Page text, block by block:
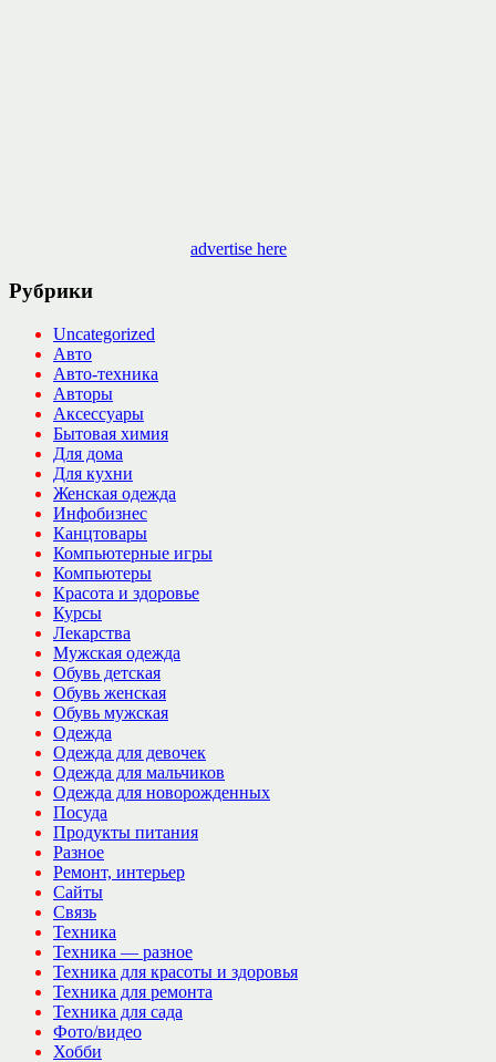
advertise here
Рубрики
Uncategorized
Авто
Авто-техника
Авторы
Аксессуары
Бытовая химия
Для дома
Для кухни
Женская одежда
Инфобизнес
Канцтовары
Компьютерные игры
Компьютеры
Красота и здоровье
Курсы
Лекарства
Мужская одежда
Обувь детская
Обувь женская
Обувь мужская
Одежда
Одежда для девочек
Одежда для мальчиков
Одежда для новорожденных
Посуда
Продукты питания
Разное
Ремонт, интерьер
Сайты
Связь
Техника
Техника — разное
Техника для красоты и здоровья
Техника для ремонта
Техника для сада
Фото/видео
Хобби